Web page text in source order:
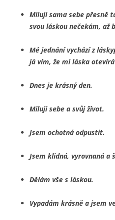
Miluji sama sebe přesně
svou láskou nečekám, až
Mé jednání vychází z
já vím, že mi láska
Dnes je krásný den.
Miluji sebe a svůj život.
Jsem ochotná odpustit.
Jsem klidná, vyrovnaná a
Dělám vše s láskou.
Vypadám krásně a jsem